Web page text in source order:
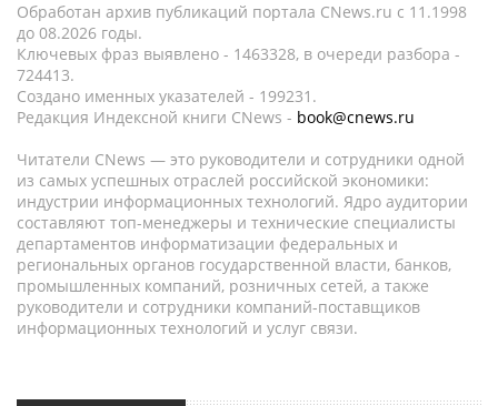
Обработан архив публикаций портала CNews.ru c 11.1998
до 08.2026 годы.
Ключевых фраз выявлено - 1463328, в очереди разбора -
724413.
Создано именных указателей - 199231.
Редакция Индексной книги CNews - book@cnews.ru
Читатели CNews — это руководители и сотрудники одной
из самых успешных отраслей российской экономики:
индустрии информационных технологий. Ядро аудитории
составляют топ-менеджеры и технические специалисты
департаментов информатизации федеральных и
региональных органов государственной власти, банков,
промышленных компаний, розничных сетей, а также
руководители и сотрудники компаний-поставщиков
информационных технологий и услуг связи.